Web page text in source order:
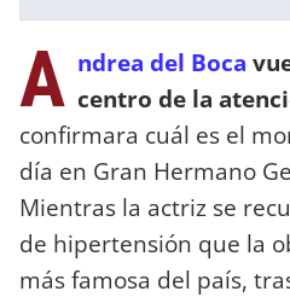
A ndrea del Boca
centro de la
confirmara cuál es el
día en Gran Hermano
Mientras la actriz se
de hipertensión que la
más famosa del país,